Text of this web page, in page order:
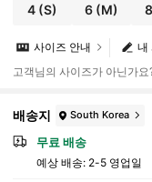
4 (S) 6 (M)
내
사이즈 안내
고객님의 사이즈가 아닌가요
배송지 South Korea
무료 배송
예상 배송: 2-5 영업일